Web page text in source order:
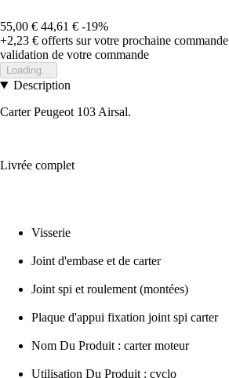
55,00 € 44,61 € -19%
+2,23 € offerts sur votre prochaine commande
validation de votre commande
Loading...
Description
Carter Peugeot 103 Airsal.
Livrée complet
Visserie
Joint d'embase et de carter
Joint spi et roulement (montées)
Plaque d'appui fixation joint spi carter
Nom Du Produit : carter moteur
Utilisation Du Produit : cyclo